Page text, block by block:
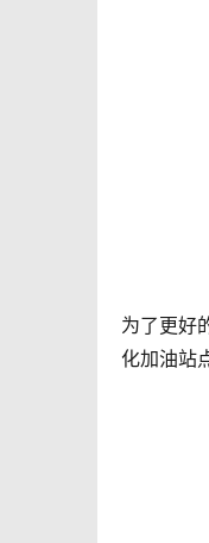
为了更好
化加油站